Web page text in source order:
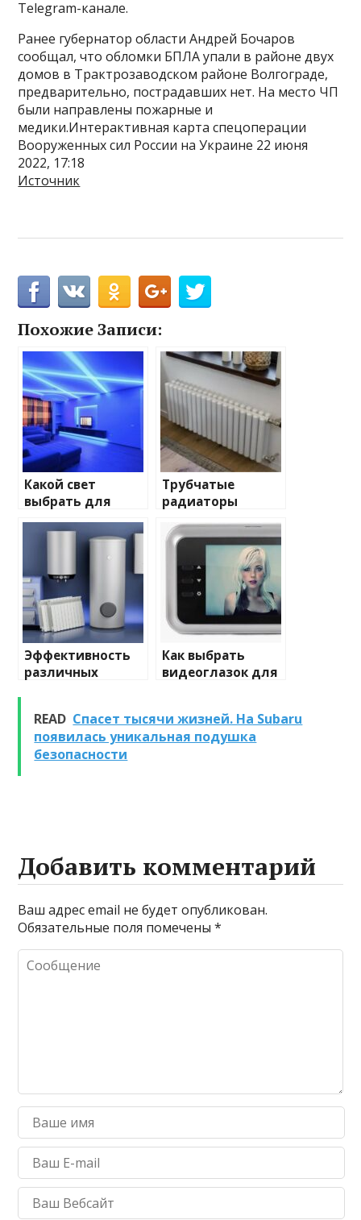
Telegram-канале.
Ранее губернатор области Андрей Бочаров
сообщал, что обломки БПЛА упали в районе двух
домов в Трактрозаводском районе Волгограде,
предварительно, пострадавших нет. На место ЧП
были направлены пожарные и
медики.Интерактивная карта спецоперации
Вооруженных сил России на Украине 22 июня
2022, 17:18
Источник
Похожие Записи:
Какой свет
выбрать для
домашнего
освещения
Трубчатые
радиаторы
и характеристики
Эффективность
различных
очистке и
промывке котлов
Как выбрать
видеоглазок для
READ Спасет тысячи жизней. На Subaru
появилась уникальная подушка
безопасности
Добавить комментарий
Ваш адрес email не будет опубликован.
Обязательные поля помечены*